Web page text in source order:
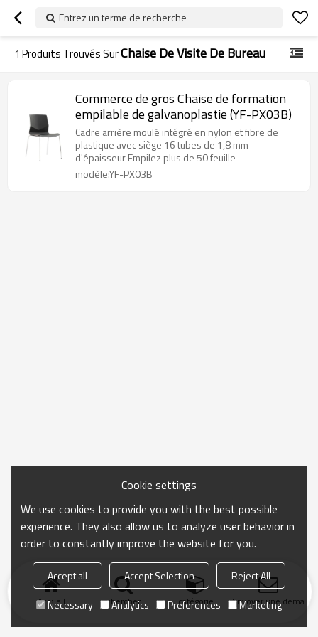
Entrez un terme de recherche
1 Produits Trouvés SurChaise De Visite De Bureau
Commerce de gros Chaise de formation
empilable de galvanoplastie (YF-PX03B)
Cadre arrière moulé intégré en nylon et fibre de
plastique avec siège 16 tubes de 1,8 mm
d'épaisseur Empilez plus de 50 feuille
modèle:YF-PX03B
Accueil chercher catégorie Envoyer une
Cookie settings
We use cookies to provide you with the best possible
experience. They also allow us to analyze user behavior in
order to constantly improve the website for you.
Accept all Accept Selection
Reject All
Necessary
Analytics Preferences Marketing